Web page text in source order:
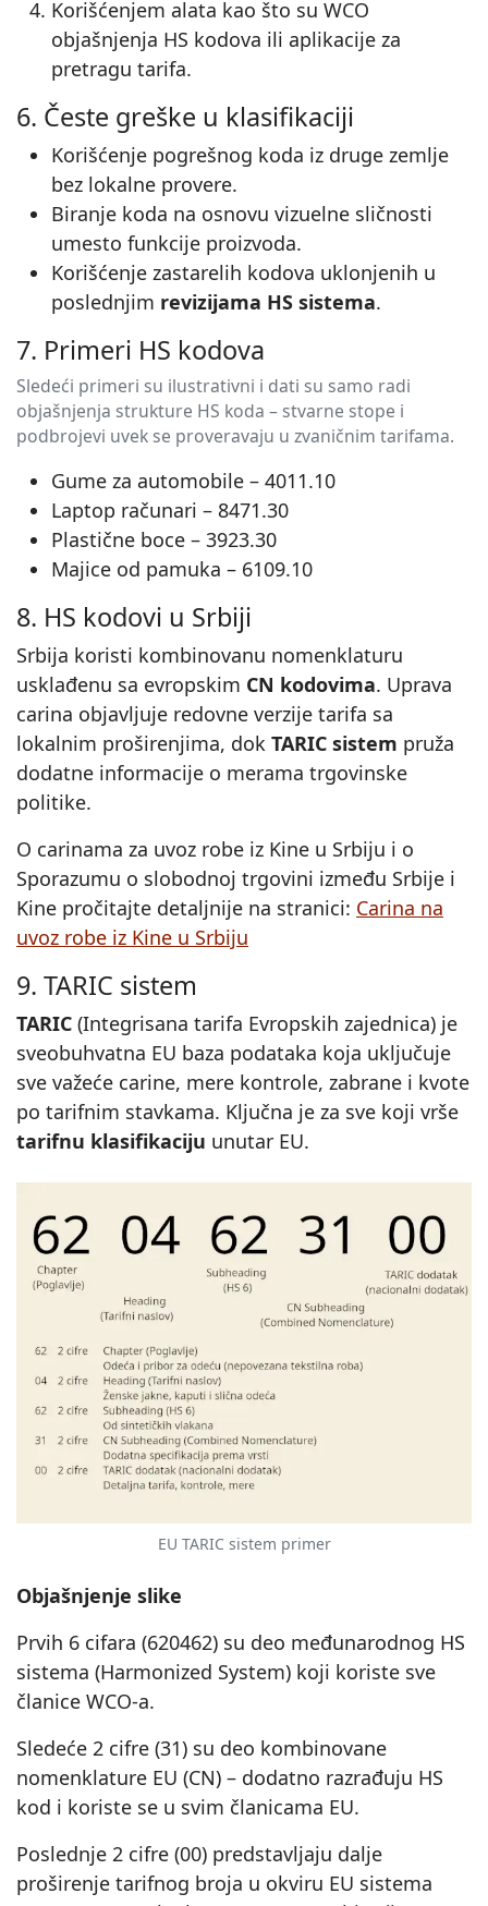
Korišćenjem alata kao što su WCO
objašnjenja HS kodova ili aplikacije za
pretragu tarifa.
6. Česte greške u klasifikaciji
Korišćenje pogrešnog koda iz druge zemlje
bez lokalne provere.
Biranje koda na osnovu vizuelne sličnosti
umesto funkcije proizvoda.
Korišćenje zastarelih kodova uklonjenih u
poslednjim revizijama HS sistema.
7. Primeri HS kodova
Sledeći primeri su ilustrativni i dati su samo radi
objašnjenja strukture HS koda – stvarne stope i
podbrojevi uvek se proveravaju u zvaničnim tarifama.
Gume za automobile – 4011.10
Laptop računari – 8471.30
Plastične boce – 3923.30
Majice od pamuka – 6109.10
8. HS kodovi u Srbiji
Srbija koristi kombinovanu nomenklaturu
usklađenu sa evropskim CN kodovima. Uprava
carina objavljuje redovne verzije tarifa sa
lokalnim proširenjima, dok TARIC sistem pruža
dodatne informacije o merama trgovinske
politike.
O carinama za uvoz robe iz Kine u Srbiju i o
Sporazumu o slobodnoj trgovini između Srbije i
Kine pročitajte detaljnije na stranici: Carina na
uvoz robe iz Kine u Srbiju
9. TARIC sistem
TARIC (Integrisana tarifa Evropskih zajednica) je
sveobuhvatna EU baza podataka koja uključuje
sve važeće carine, mere kontrole, zabrane i kvote
po tarifnim stavkama. Ključna je za sve koji vrše
tarifnu klasifikaciju unutar EU.
EU TARIC sistem primer
Objašnjenje slike
Prvih 6 cifara (620462) su deo međunarodnog HS
sistema (Harmonized System) koji koriste sve
članice WCO-a.
Sledeće 2 cifre (31) su deo kombinovane
nomenklature EU (CN) – dodatno razrađuju HS
kod i koriste se u svim članicama EU.
Poslednje 2 cifre (00) predstavljaju dalje
proširenje tarifnog broja u okviru EU sistema